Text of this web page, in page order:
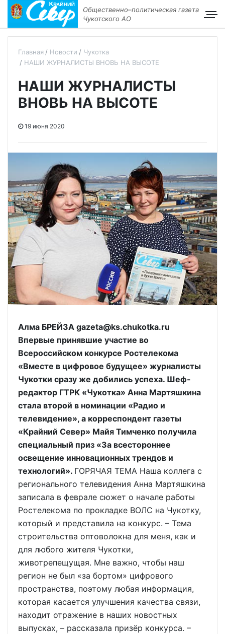
Общественно–политическая газета
Чукотского АО
Главная Новости
Чукотка
НАШИ ЖУРНАЛИСТЫ ВНОВЬ НА ВЫСОТЕ
НАШИ ЖУРНАЛИСТЫ
ВНОВЬ НА ВЫСОТЕ
19 июня 2020
Алма БРЕЙЗА gazeta@ks.chukotka.ru
Впервые принявшие участие во
Всероссийском конкурсе Ростелекома
«Вместе в цифровое будущее» журналисты
Чукотки сразу же добились успеха. Шеф-
редактор ГТРК «Чукотка» Анна Мартяшкина
стала второй в номинации «Радио и
телевидение», а корреспондент газеты
«Крайний Север» Майя Тимченко получила
специальный приз «За всестороннее
освещение инновационных трендов и
технологий». ГОРЯЧАЯ ТЕМА Наша коллега с
регионального телевидения Анна Мартяшкина
записала в феврале сюжет о начале работы
Ростелекома по прокладке ВОЛС на Чукотку,
который и представила на конкурс. – Тема
строительства оптоволокна для меня, как и
для любого жителя Чукотки,
животрепещущая. Мне важно, чтобы наш
регион не был «за бортом» цифрового
пространства, поэтому любая информация,
которая касается улучшения качества связи,
находит отражение в наших новостных
выпусках, – рассказала призёр конкурса. –